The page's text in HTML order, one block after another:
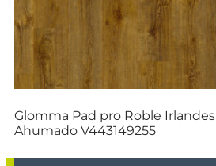
Glomma Pad pro Roble Irlandes
Ahumado V443149255